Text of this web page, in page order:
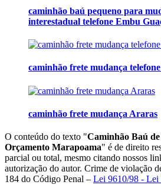
caminhão baú pequeno para
interestadual telefone Embu
caminhão frete mudança
caminhão frete mudança Araras
O conteúdo do texto "Caminhão Baú
Orçamento Marapoama" é de direito
parcial ou total, mesmo citando nossos
autorização do autor. Crime de violação
184 do Código Penal – Lei 9610/98 - Lei